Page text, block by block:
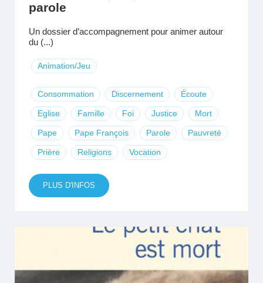
parole
Un dossier d’accompagnement pour animer autour
du (...)
Animation/Jeu
Consommation Discernement Écoute
Eglise Famille Foi Justice Mort
Pape Pape François Parole Pauvreté
Prière Religions Vocation
PLUS D'INFOS